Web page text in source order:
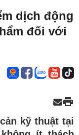
vụ Quốc tế
dịch động
đối với
kỹ thuật tại